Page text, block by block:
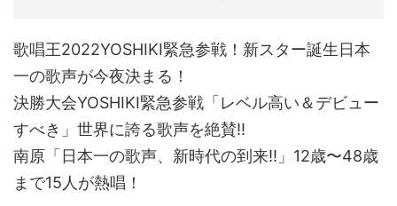
歌唱王2022YOSHIKI緊急参戦！新スター誕生日本
一の歌声が今夜決まる！
決勝大会YOSHIKI緊急参戦「レベル高い＆デビュー
すべき」世界に誇る歌声を絶賛!!
南原「日本一の歌声、新時代の到来!!」12歳〜48歳
まで15人が熱唱！